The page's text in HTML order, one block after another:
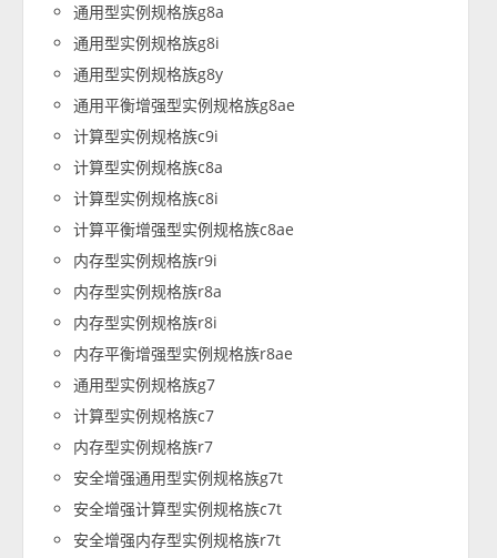
通用型实例规格族g8a
通用型实例规格族g8i
通用型实例规格族g8y
通用平衡增强型实例规格族g8ae
计算型实例规格族c9i
计算型实例规格族c8a
计算型实例规格族c8i
计算平衡增强型实例规格族c8ae
内存型实例规格族r9i
内存型实例规格族r8a
内存型实例规格族r8i
内存平衡增强型实例规格族r8ae
通用型实例规格族g7
计算型实例规格族c7
内存型实例规格族r7
安全增强通用型实例规格族g7t
安全增强计算型实例规格族c7t
安全增强内存型实例规格族r7t